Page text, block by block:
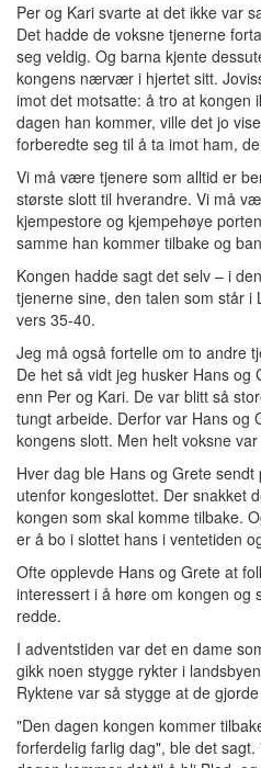
Per og Kari svarte at det ikke var
Det hadde de voksne tjenerne
seg veldig. Og barna kjente
kongens nærvær i hjertet sitt.
imot det motsatte: å tro at kongen
dagen han kommer, ville det jo
forberedte seg til å ta imot ham,
Vi må være tjenere som alltid er
største slott til hverandre. Vi må
kjempestore og kjempehøye
samme han kommer tilbake og
Kongen hadde sagt det selv – i
tjenerne sine, den talen som står i
vers 35-40.
Jeg må også fortelle om to andre
De het så vidt jeg husker Hans
enn Per og Kari. De var blitt så
tungt arbeide. Derfor var Hans og
kongens slott. Men helt voksne
Hver dag ble Hans og Grete
utenfor kongeslottet. Der snakket
kongen som skal komme tilbake.
er å bo i slottet hans i ventetiden
Ofte opplevde Hans og Grete at
interessert i å høre om kongen og
redde.
I adventstiden var det en dame
gikk noen stygge rykter i
Ryktene var så stygge at de
"Den dagen kongen kommer
forferdelig farlig dag", ble det